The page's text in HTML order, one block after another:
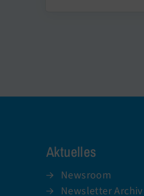
Aktuelles
Newsroom
Newsletter Archiv